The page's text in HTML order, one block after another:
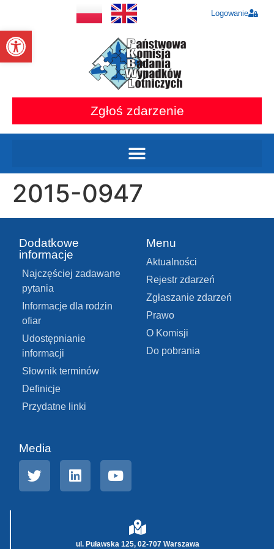
Otwórz pasek narzędzi
Logowanie
Zgłoś zdarzenie
2015-0947
Dodatkowe
informacje
Najczęściej zadawane
pytania
Informacje dla rodzin
ofiar
Udostępnianie
informacji
Słownik terminów
Definicje
Przydatne linki
Menu
Aktualności
Rejestr zdarzeń
Zgłaszanie zdarzeń
Prawo
O Komisji
Do pobrania
Media
ul. Puławska 125, 02-707 Warszawa